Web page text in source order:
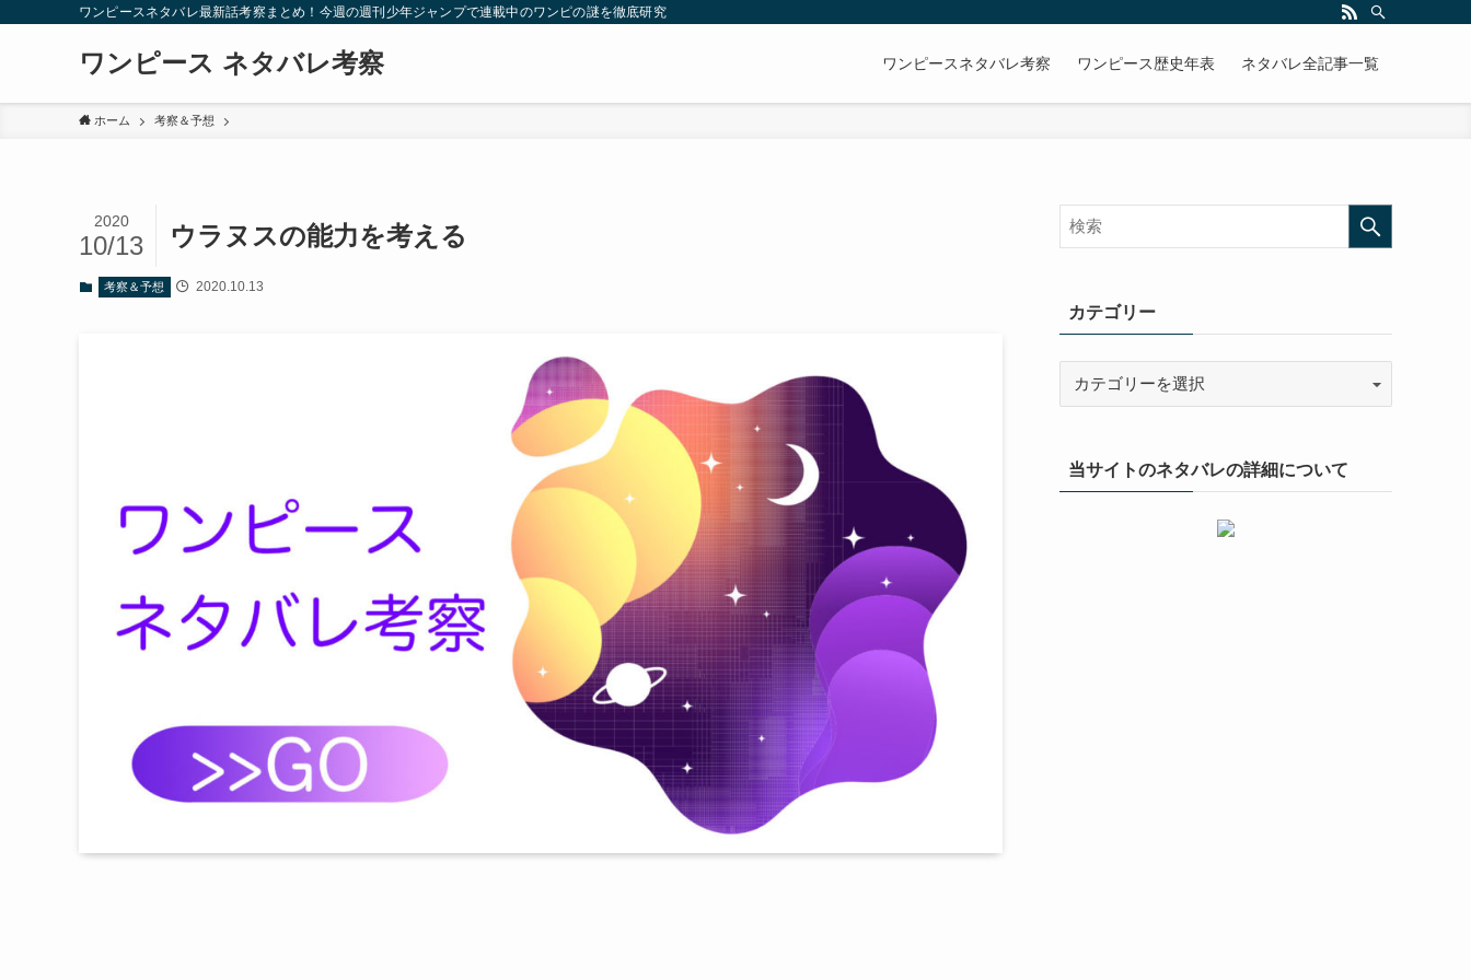
ワンピースネタバレ最新話考察まとめ！今週の週刊少年ジャンプで連載中のワンピの謎を徹底研究
ワンピース ネタバレ考察 ワンピースネタバレ考察 ワンピース歴史年表 ネタバレ全記事一覧
ホーム 考察＆予想
ウラヌスの能力を考える
2020
10/13
考察＆予想 2020.10.13
カテゴリー
当サイトのネタバレの詳細について